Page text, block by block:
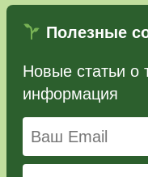
Полезные
Новые статьи о
информация